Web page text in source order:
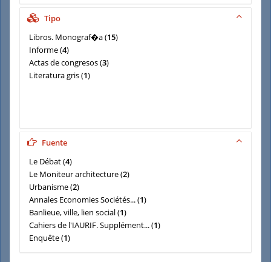
CADRE-JURIDIQUE
Tipo
Libros. Monograf�a(15)
Informe(4)
Actas de congresos(3)
Literatura gris(1)
Fuente
Le Débat(4)
Le Moniteur architecture(2)
Urbanisme(2)
Annales Economies Sociétés...(1)
Banlieue, ville, lien social(1)
Cahiers de l'IAURIF. Supplément...(1)
Enquête(1)